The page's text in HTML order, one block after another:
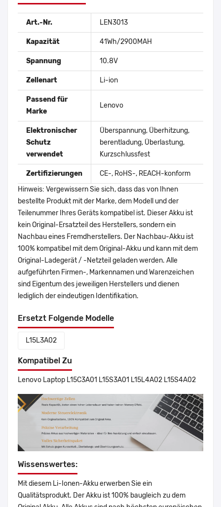
Art.-Nr. LEN3013
Kapazität 41Wh/2900MAH
Spannung 10.8V
Zellenart Li-ion
Passend für
Marke
Lenovo
Elektronischer
Schutz
verwendet
Überspannung, Überhitzung,
berentladung, Überlastung,
Kurzschlussfest
Zertifizierungen
CE-, RoHS-, REACH-konform
Hinweis: Vergewissern Sie sich, dass das von Ihnen
bestellte Produkt mit der Marke, dem Modell und der
Teilenummer Ihres Geräts kompatibel ist. Dieser Akku ist
kein Original-Ersatzteil des Herstellers, sondern ein
Nachbau eines Fremdherstellers. Der Nachbau-Akku ist
100% kompatibel mit dem Original-Akku und kann mit dem
Original-Ladegerät / -Netzteil geladen werden. Alle
aufgeführten Firmen-, Markennamen und Warenzeichen
sind Eigentum des jeweiligen Herstellers und dienen
lediglich der eindeutigen Identifikation.
Ersetzt Folgende Modelle
L15L3A02
Kompatibel Zu
Lenovo Laptop L15C3A01 L15S3A01 L15L4A02 L15S4A02
Wissenswertes:
Mit diesem Li-Ionen-Akku erwerben Sie ein
Qualitätsprodukt. Der Akku ist 100% baugleich zu dem